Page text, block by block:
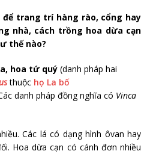
trang trí hàng rào, cổng hay
nhà, cách trồng hoa dừa cạn
thế nào?
hoa tứ quý (danh pháp hai
thuộc họ La bố
danh pháp đồng nghĩa có Vinca
Các lá có dạng hình ôvan hay
Hoa dừa cạn có cánh đơn nhiều